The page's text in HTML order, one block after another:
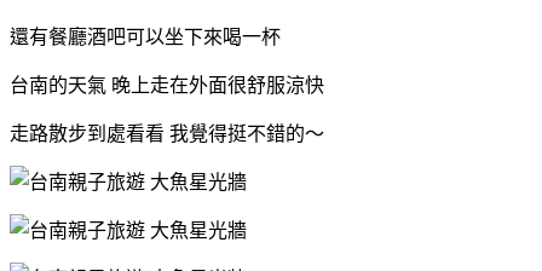
還有餐廳酒吧可以坐下來喝一杯
台南的天氣 晚上走在外面很舒服涼快
走路散步到處看看 我覺得挺不錯的～